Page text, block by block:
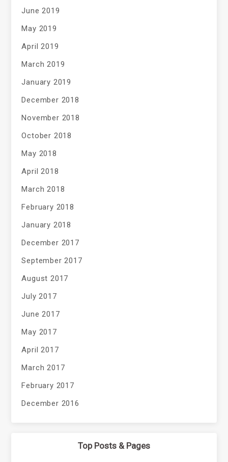
June 2019
May 2019
April 2019
March 2019
January 2019
December 2018
November 2018
October 2018
May 2018
April 2018
March 2018
February 2018
January 2018
December 2017
September 2017
August 2017
July 2017
June 2017
May 2017
April 2017
March 2017
February 2017
December 2016
Top Posts & Pages